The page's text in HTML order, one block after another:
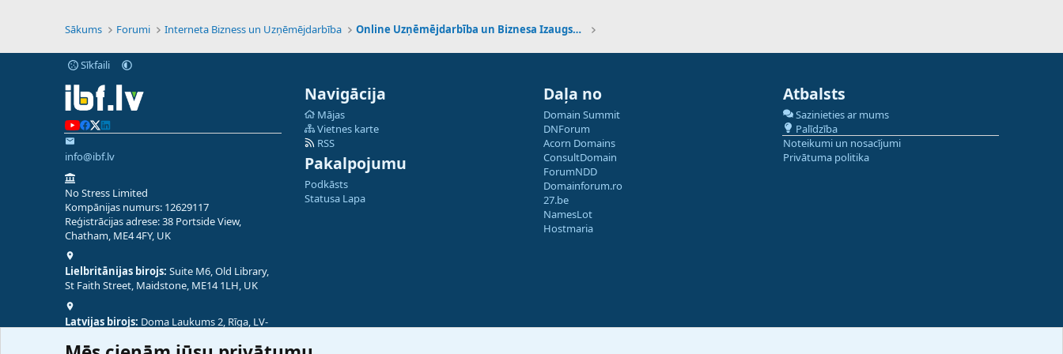
Sākums Forumi Interneta Bizness un Uzņēmējdarbība Online Uzņēmējdarbība un Biznesa Izaugsme
Sīkfaili
info@ibf.lv
No Stress Limited
Kompānijas numurs: 12629117
Reģistrācijas adrese: 38 Portside View,
Chatham, ME4 4FY, UK
Lielbritānijas birojs: Suite M6, Old Library,
St Faith Street, Maidstone, ME14 1LH, UK
Latvijas birojs: Doma Laukums 2, Rīga, LV-
Navigācija
Mājas
Vietnes karte
RSS
Pakalpojumu
Podkāsts
Statusa Lapa
Daļa no
Domain Summit
DNForum
Acorn Domains
ConsultDomain
ForumNDD
Domainforum.ro
27.be
NamesLot
Hostmaria
Atbalsts
Sazinieties ar mums
Palīdzība
Noteikumi un nosacījumi
Privātuma politika